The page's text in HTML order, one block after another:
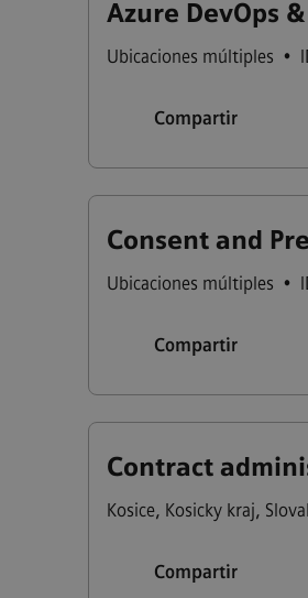
Azure DevOps
Ubicaciones múltiples •
Compartir
Consent and
Ubicaciones múltiples •
Compartir
Contract
Kosice, Kosicky kraj,
Compartir